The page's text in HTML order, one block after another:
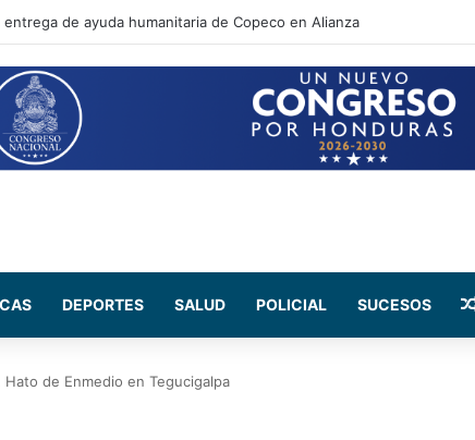
por supuesta vinculación a estructuras de lavado de activos
DEPORTES SALUD POLICIAL SUCESOS
de Enmedio en Tegucigalpa